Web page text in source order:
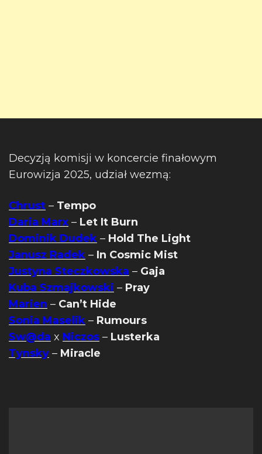
Decyzją komisji w koncercie finałowym
Eurowizja 2025, udział wezmą:
Chrust – Tempo
Daria Marx – Let It Burn
Dominik Dudek – Hold The Light
Janusz Radek – In Cosmic Mist
Justyna Steczkowska – Gaja
Kuba Szmajkowski – Pray
Marien – Can’t Hide
Sonia Maselik – Rumours
Sw@da x Niczos – Lusterka
Tynsky – Miracle